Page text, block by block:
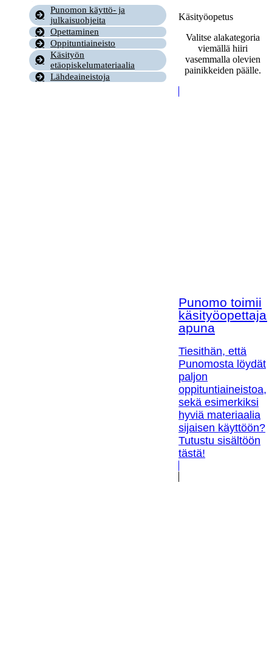
Punomon käyttö- ja
julkaisuohjeita
Opettaminen
Oppituntiaineisto
Käsityön
etäopiskelumateriaalia
Lähdeaineistoja
Käsityöopetus
Valitse alakategoria
viemällä hiiri
vasemmalla olevien
painikkeiden päälle.
Punomo toimii
apuna
Tiesithän, että
Punomosta löydät
paljon
oppituntiaineistoa,
sekä esimerkiksi
hyviä materiaalia
sijaisen käyttöön?
Tutustu sisältöön
tästä!